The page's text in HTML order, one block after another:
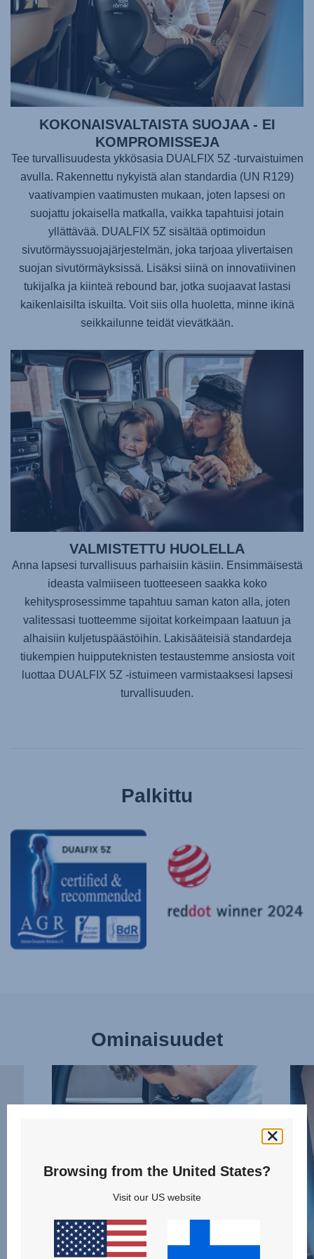
KOKONAISVALTAISTA SUOJAA - EI
KOMPROMISSEJA
Tee turvallisuudesta ykkösasia DUALFIX 5Z -turvaistuimen
avulla. Rakennettu nykyistä alan standardia (UN R129)
vaativampien vaatimusten mukaan, joten lapsesi on
suojattu jokaisella matkalla, vaikka tapahtuisi jotain
yllättävää. DUALFIX 5Z sisältää optimoidun
sivutörmäyssuojajärjestelmän, joka tarjoaa ylivertaisen
suojan sivutörmäyksissä. Lisäksi siinä on innovatiivinen
tukijalka ja kiinteä rebound bar, jotka suojaavat lastasi
kaikenlaisilta iskuilta. Voit siis olla huoletta, minne ikinä
seikkailunne teidät vievätkään.
VALMISTETTU HUOLELLA
Anna lapsesi turvallisuus parhaisiin käsiin. Ensimmäisestä
ideasta valmiiseen tuotteeseen saakka koko
kehitysprosessimme tapahtuu saman katon alla, joten
valitessasi tuotteemme sijoitat korkeimpaan laatuun ja
alhaisiin kuljetuspäästöihin. Lakisääteisiä standardeja
tiukempien huipputeknisten testaustemme ansiosta voit
luottaa DUALFIX 5Z -istuimeen varmistaaksesi lapsesi
turvallisuuden.
Palkittu
Ominaisuudet
KIINNITÄ
VAIVATTOMASTI,
1/13
2/13
Browsing from the United States?
Visit our US website